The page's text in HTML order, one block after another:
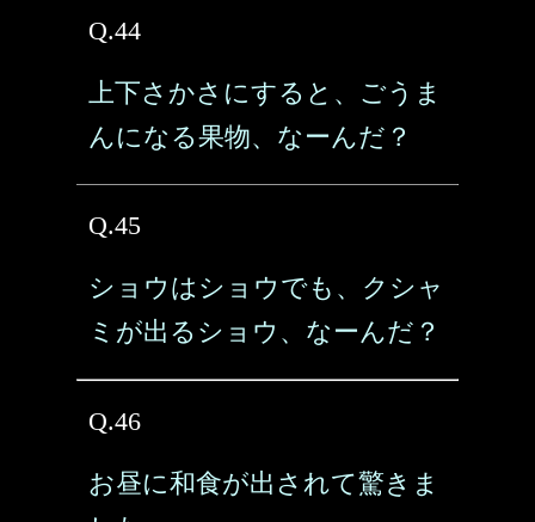
Q.44
上下さかさにすると、ごうま
んになる果物、なーんだ？
Q.45
ショウはショウでも、クシャ
ミが出るショウ、なーんだ？
Q.46
お昼に和食が出されて驚きま